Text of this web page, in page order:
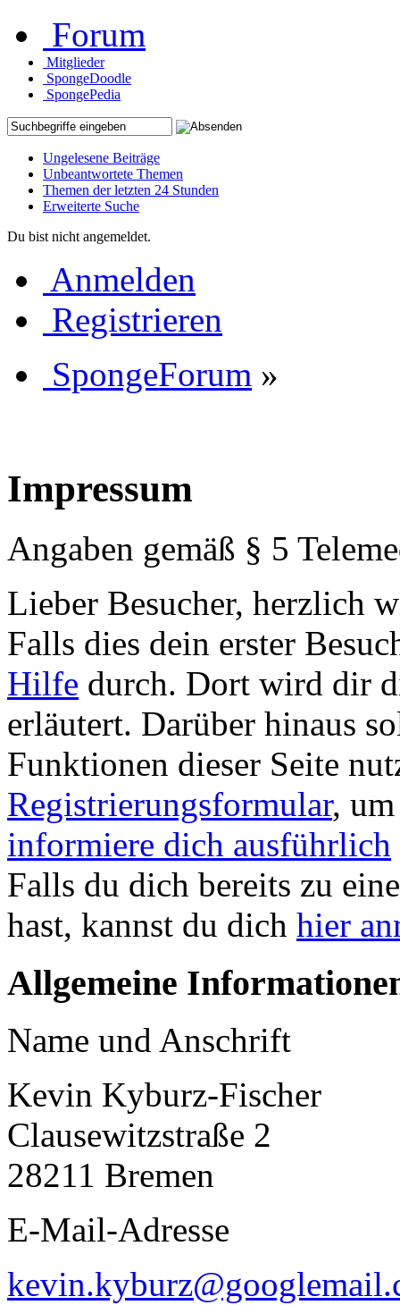
Forum
Mitglieder
SpongeDoodle
SpongePedia
Ungelesene Beiträge
Unbeantwortete Themen
Themen der letzten 24 Stunden
Erweiterte Suche
Du bist nicht angemeldet.
Anmelden
Registrieren
SpongeForum »
Impressum
Angaben gemäß § 5
Lieber Besucher, herzlich
Falls dies dein erster
Hilfe durch. Dort wird dir
erläutert. Darüber hinaus
Funktionen dieser Seite
Registrierungsformular,
informiere dich ausführlich
Falls du dich bereits zu
hast, kannst du dich hier
Allgemeine
Name und Anschrift
Kevin Kyburz-Fischer
Clausewitzstraße 2
28211 Bremen
E-Mail-Adresse